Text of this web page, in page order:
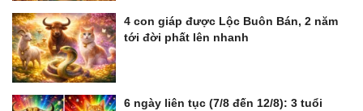
4 con giáp được Lộc Buôn Bán, 2 năm
tới đời phất lên nhanh
6 ngày liên tục (7/8 đến 12/8): 3 tuổi